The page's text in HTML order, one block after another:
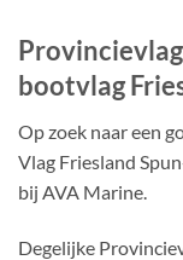
bootvlag
Op zoek naar een
Vlag Friesland
bij AVA Marine.
Degelijke